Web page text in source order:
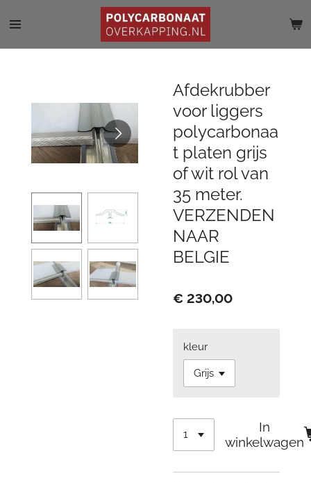
direct
Afdekrubber
voor liggers
polycarbonaa
t platen grijs
of wit rol van
35 meter.
VERZENDEN
NAAR
BELGIE
€ 230,00
kleur
In
winkelwagen